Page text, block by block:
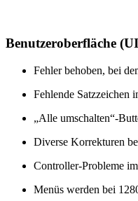
Benutzeroberfläche
Fehler behoben, bei
Fehlende Satzzeichen
„Alle umschalten“-
Diverse Korrekturen
Controller-Probleme
Menüs werden bei